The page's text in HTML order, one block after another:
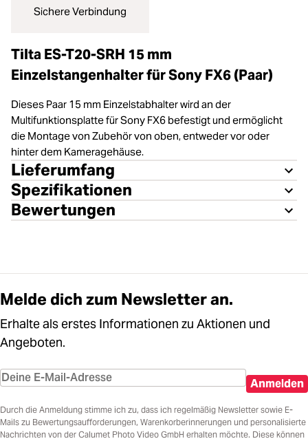
Sichere Verbindung
Tilta ES-T20-SRH 15 mm
Einzelstangenhalter für Sony FX6 (Paar)
Dieses Paar 15 mm Einzelstabhalter wird an der
Multifunktionsplatte für Sony FX6 befestigt und ermöglicht
die Montage von Zubehör von oben, entweder vor oder
hinter dem Kameragehäuse.
Lieferumfang
Spezifikationen
Bewertungen
Melde dich zum Newsletter an.
Erhalte als erstes Informationen zu Aktionen und
Angeboten.
Anmelden
Durch die Anmeldung stimme ich zu, dass ich regelmäßig Newsletter sowie E-
Mails zu Bewertungsaufforderungen, Warenkorberinnerungen und personalisierte
Nachrichten von der Calumet Photo Video GmbH erhalten möchte. Diese können